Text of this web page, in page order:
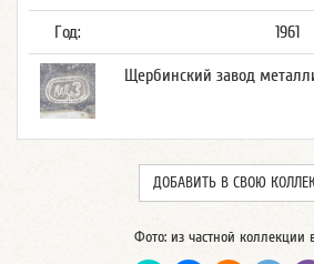
Год: 1961
Щербинский завод
ДОБАВИТЬ В СВОЮ
Фото: из частной коллекции